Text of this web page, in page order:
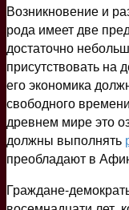
Возникновение и
рода имеет две
достаточно
присутствовать на
его экономика
свободного
древнем мире это
должны выполнять
преобладают в
Граждане-